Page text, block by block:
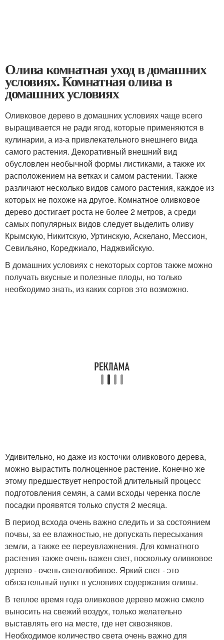
Олива комнатная уход в домашних
условиях. Комнатная олива в
домашних условиях
Оливковое дерево в домашних условиях чаще всего
выращивается не ради ягод, которые применяются в
кулинарии, а из-а привлекательного внешнего вида
самого растения. Декоративный внешний вид
обусловлен необычной формы листиками, а также их
расположением на ветках и самом растении. Также
различают несколько видов самого растения, каждое из
которых не похоже на другое. Комнатное оливковое
дерево достигает роста не более 2 метров, а среди
самых популярных видов следует выделить оливу
Крымскую, Никитскую, Уртинскую, Аскелано, Мессион,
Севильяно, Кореджиало, Наджвийскую.
В домашних условиях с некоторых сортов также можно
получать вкусные и полезные плоды, но только
необходимо знать, из каких сортов это возможно.
Удивительно, но даже из косточки оливкового дерева,
можно вырастить полноценное растение. Конечно же
этому предшествует непростой длительный процесс
подготовления семян, а сами всходы черенка после
посадки проявятся только спустя 2 месяца.
В период всхода очень важно следить и за состоянием
почвы, за ее влажностью, не допускать пересыхания
земли, а также ее переувлажнения. Для комнатного
растения также очень важен свет, поскольку оливковое
дерево - очень светолюбивое. Яркий свет - это
обязательный пункт в условиях содержания оливы.
В теплое время года оливковое дерево можно смело
выносить на свежий воздух, только желательно
выставлять его на месте, где нет сквозняков.
Необходимое количество света очень важно для